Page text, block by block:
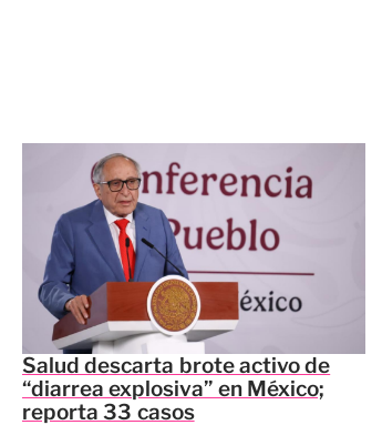
Salud descarta brote activo de
“diarrea explosiva” en México;
reporta 33 casos